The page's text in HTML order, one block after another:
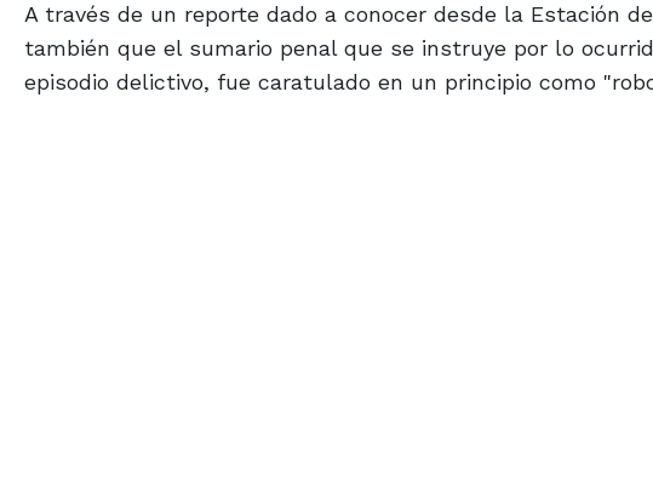
A través de un reporte dado a conocer desde la Estación
también que el sumario penal que se instruye por lo
episodio delictivo, fue caratulado en un principio como